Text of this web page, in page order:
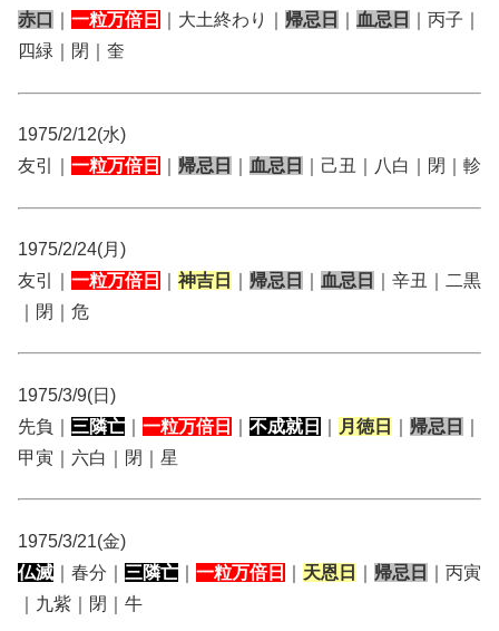
赤口
一粒万倍日 ｜大土終わり｜ 帰忌日 血忌日
｜丙子｜
四緑｜閉｜奎
1975/2/12(水)
友引｜ 一粒万倍日 帰忌日 血忌日 ｜己丑｜八白｜閉｜軫
1975/2/24(月)
友引｜ 一粒万倍日 神吉日 帰忌日 血忌日
｜辛丑｜二黒
｜閉｜危
1975/3/9(日)
先負｜ 三隣亡 一粒万倍日 不成就日 月徳日 帰忌日
甲寅｜六白｜閉｜星
1975/3/21(金)
仏滅 ｜春分｜ 三隣亡 一粒万倍日 天恩日 帰忌日
｜丙寅
｜九紫｜閉｜牛